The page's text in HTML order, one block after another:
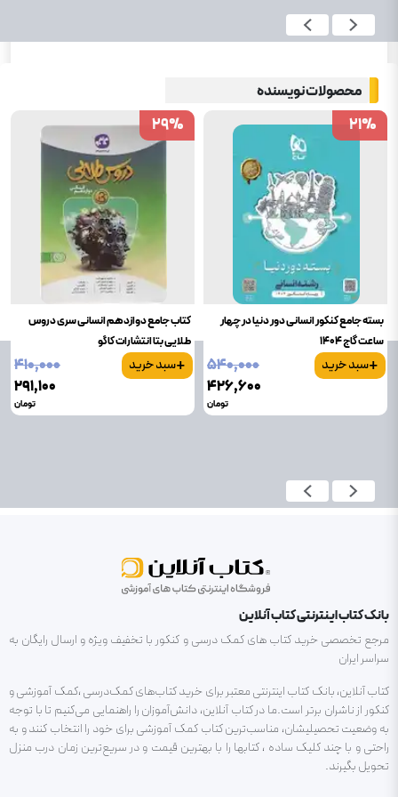
محصولات نویسنده
بسته جامع کنکور انسانی دور دنیا در چهار
ساعت گاج 1404
+سبد خرید
۵۴۰٬۰۰۰
۴۲۶٬۶۰۰
تومان
21%
21%
کتاب جامع دوازدهم انسانی سری دروس
طلایی بتا انتشارات کاگو
+سبد خرید
۴۱۰٬۰۰۰
۲۹۱٬۱۰۰
تومان
29%
29%
بانک کتاب اینترنتی کتاب آنلاین
مرجع تخصصی خرید کتاب های کمک درسی و کنکور با تخفیف ویژه و ارسال رایگان به
سراسر ایران
کتاب آنلاین، بانک کتاب اینترنتی معتبر برای خرید کتاب‌های کمک‌درسی ،کمک آموزشی و
کنکور از ناشران برتر است.ما در کتاب آنلاین، دانش‌آموزان را راهنمایی می‌کنیم تا با توجه
به وضعیت تحصیلیشان، مناسب‌ترین کتاب کمک آموزشی برای خود را انتخاب کنند و به
راحتی و با چند کلیک ساده ، کتابها را با بهترین قیمت و در سریع‌ترین زمان درب منزل
تحویل بگیرند.